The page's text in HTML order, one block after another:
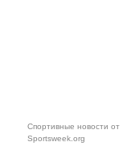
Спортивные новости от
Sportsweek.org